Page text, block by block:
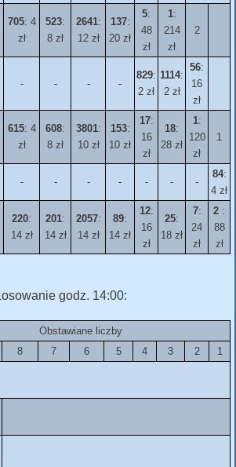
705: 4
zł
523:
8 zł
2641:
12 zł
137:
20 zł
5:
48
zł
1:
214
zł
2
- - - -
829:
2 zł
1114:
2 zł
56:
16
zł
615: 4
zł
608:
8 zł
3801:
10 zł
153:
10 zł
17:
16
zł
18:
28 zł
1:
120
zł
1
- - - - - - -
84:
4 zł
220:
14 zł
201:
14 zł
2057:
14 zł
89:
14 zł
12:
16
zł
25:
18 zł
7:
24
zł
2 :
88
zł
godz. 14:00:
Obstawiane liczby
8 7 6 5 4 3 2 1